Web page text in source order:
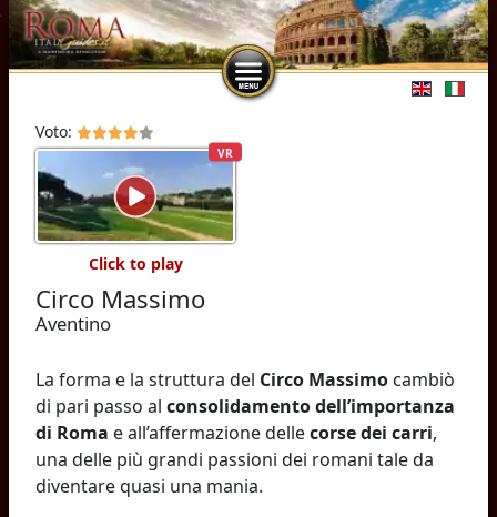
Seleziona
Voto:
Circo Massimo
Aventino
VR
Click to play
La forma e la struttura del Circo Massimo cambiò
di pari passo al consolidamento dell’importanza
di Roma e all’affermazione dellecorse dei carri,
una delle più grandi passioni dei romani tale da
diventare quasi una mania.